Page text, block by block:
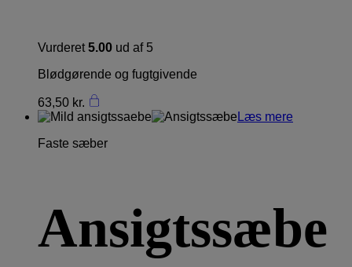
Vurderet5.00 ud af 5
Blødgørende og fugtgivende
63,50 kr.
Læs mere
Faste sæber
Ansigtssæbe